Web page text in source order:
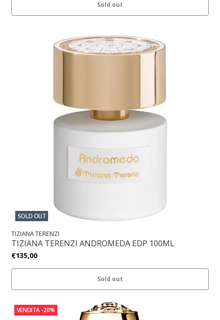
Sold out
SOLD OUT
TIZIANA TERENZI
TIZIANA TERENZI ANDROMEDA EDP 100ML
€135,00
Sold out
VENDITA -20%